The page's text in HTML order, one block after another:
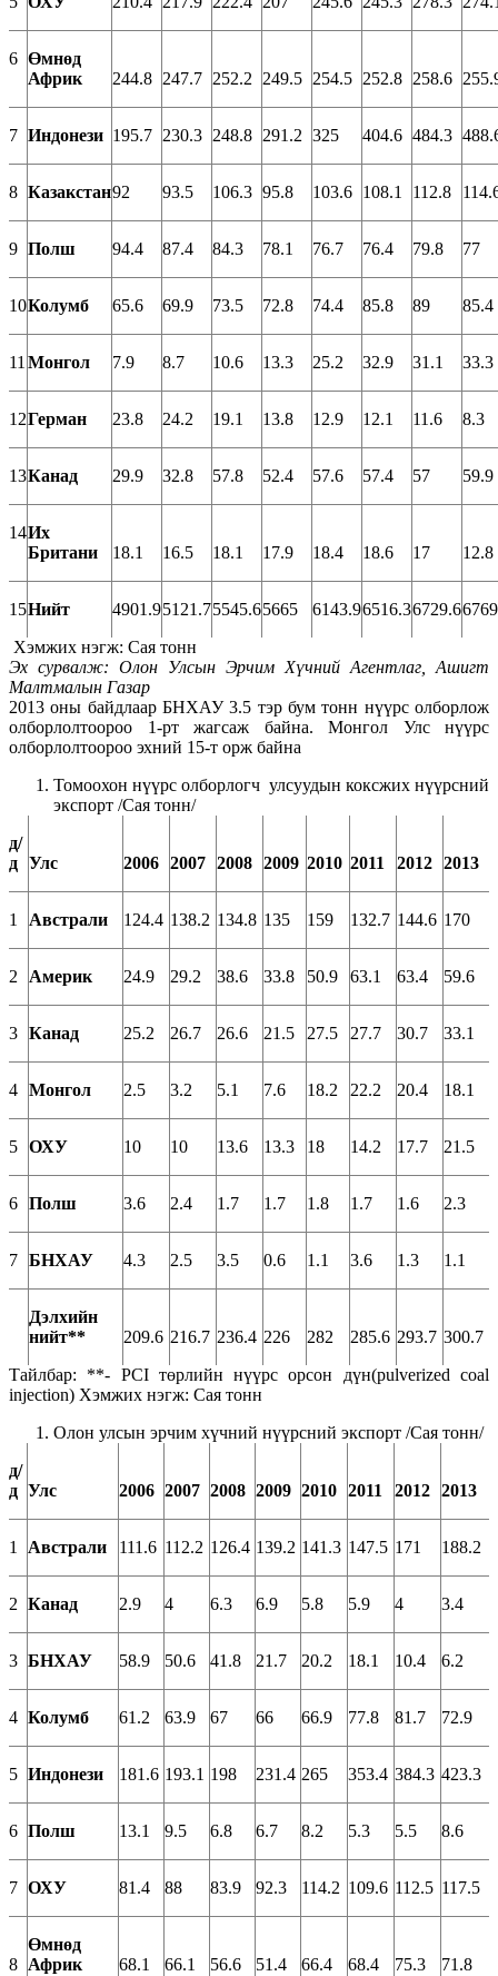
6 Өмнөд
Африк
244.8 247.7 252.2 249.5 254.5 252.8 258.6
7 Индонези 195.7 230.3 248.8 291.2 325 404.6 484.3
8 Казакстан92 93.5 106.3 95.8 103.6 108.1 112.8
9 Полш 94.4 87.4 84.3 78.1 76.7 76.4 79.8 77
10Колумб 65.6 69.9 73.5 72.8 74.4 85.8 89 85.4
11Монгол 7.9 8.7 10.6 13.3 25.2 32.9 31.1 33.3
12Герман 23.8 24.2 19.1 13.8 12.9 12.1 11.6 8.3
13Канад 29.9 32.8 57.8 52.4 57.6 57.4 57 59.9
14Их
Британи
18.1 16.5 18.1 17.9 18.4 18.6 17 12.8
15Нийт 4901.95121.75545.65665 6143.96516.36729.6
Хэмжих нэгж: Сая тонн
Эх сурвалж: Олон Улсын Эрчим Хүчний Агентлаг, Ашигт
Малтмалын Газар
2013 оны байдлаар БНХАУ 3.5 тэр бум тонн нүүрс олборлож
олборлолтоороо 1-рт жагсаж байна. Монгол Улс нүүрс
олборлолтоороо эхний 15-т орж байна
Томоохон нүүрс олборлогч улсуудын коксжих нүүрсний
экспорт /Сая тонн/
д/
д Улс 2006 2007 2008 2009 2010 2011 2012 2013
1 Австрали 124.4 138.2 134.8 135 159 132.7 144.6 170
2 Америк 24.9 29.2 38.6 33.8 50.9 63.1 63.4 59.6
3 Канад 25.2 26.7 26.6 21.5 27.5 27.7 30.7 33.1
4 Монгол 2.5 3.2 5.1 7.6 18.2 22.2 20.4 18.1
5 ОХУ 10 10 13.6 13.3 18 14.2 17.7 21.5
6 Полш 3.6 2.4 1.7 1.7 1.8 1.7 1.6 2.3
7 БНХАУ 4.3 2.5 3.5 0.6 1.1 3.6 1.3 1.1
Дэлхийн
нийт**
209.6 216.7 236.4 226 282 285.6 293.7 300.7
Тайлбар: **- PCI төрлийн нүүрс орсон дүн(pulverized coal
injection) Хэмжих нэгж: Сая тонн
Олон улсын эрчим хүчний нүүрсний экспорт /Сая тонн/
д/
д Улс 2006 2007 2008 2009 2010 2011 2012 2013
1 Австрали 111.6 112.2 126.4 139.2 141.3 147.5 171 188.2
2 Канад 2.9 4 6.3 6.9 5.8 5.9 4 3.4
3 БНХАУ 58.9 50.6 41.8 21.7 20.2 18.1 10.4 6.2
4 Колумб 61.2 63.9 67 66 66.9 77.8 81.7 72.9
5 Индонези 181.6 193.1 198 231.4 265 353.4 384.3 423.3
6 Полш 13.1 9.5 6.8 6.7 8.2 5.3 5.5 8.6
7 ОХУ 81.4 88 83.9 92.3 114.2 109.6 112.5 117.5
8
Өмнөд
Африк
68.1 66.1 56.6 51.4 66.4 68.4 75.3 71.8